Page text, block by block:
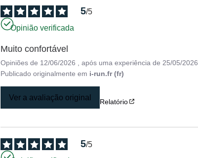
5/5
Opinião verificada
Muito confortável
Opiniões de 12/06/2026 , após uma experiência de 25/05/2026
Publicado originalmente em i-run.fr (fr)
Ver a avaliação original Relatório
5/5